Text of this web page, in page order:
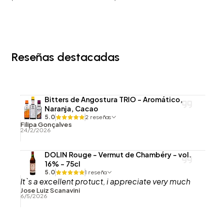
Reseñas destacadas
Bitters de Angostura TRIO - Aromático,
Naranja, Cacao
5.0 2 reseñas
Filipa Gonçalves
24/2/2026
DOLIN Rouge - Vermut de Chambéry - vol.
16% - 75cl
5.0 1 reseña
It`s a excellent protuct, i appreciate very much
Jose Luiz Scanavini
6/5/2026